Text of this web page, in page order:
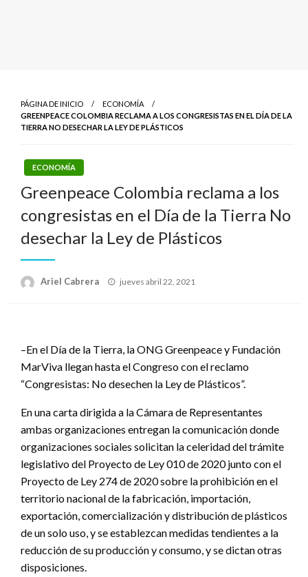
PÁGINA DE INICIO
ECONOMÍA
GREENPEACE COLOMBIA RECLAMA A LOS CONGRESISTAS EN EL DÍA DE LA
TIERRA NO DESECHAR LA LEY DE PLÁSTICOS
ECONOMÍA
Greenpeace Colombia reclama a los
congresistas en el Día de la Tierra No
desechar la Ley de Plásticos
Ariel Cabrera
Publicado
jueves abril 22, 2021
–En el Día de la Tierra, la ONG Greenpeace y Fundación
MarViva llegan hasta el Congreso con el reclamo
“Congresistas: No desechen la Ley de Plásticos”.
En una carta dirigida a la Cámara de Representantes
ambas organizaciones entregan la comunicación donde
organizaciones sociales solicitan la celeridad del trámite
legislativo del Proyecto de Ley 010 de 2020 junto con el
Proyecto de Ley 274 de 2020 sobre la prohibición en el
territorio nacional de la fabricación, importación,
exportación, comercialización y distribución de plásticos
de un solo uso, y se establezcan medidas tendientes a la
reducción de su producción y consumo, y se dictan otras
disposiciones.